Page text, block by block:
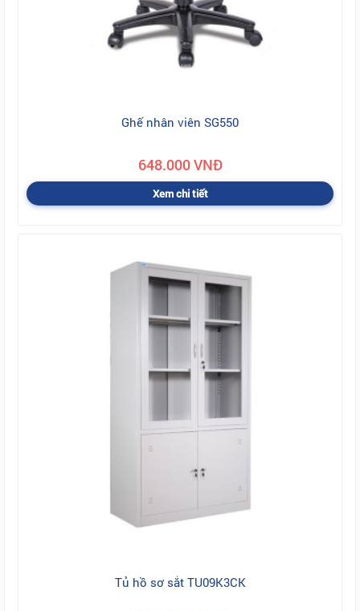
Ghế nhân viên SG550
648.000 VNĐ
Xem chi tiết
Tủ hồ sơ sắt TU09K3CK